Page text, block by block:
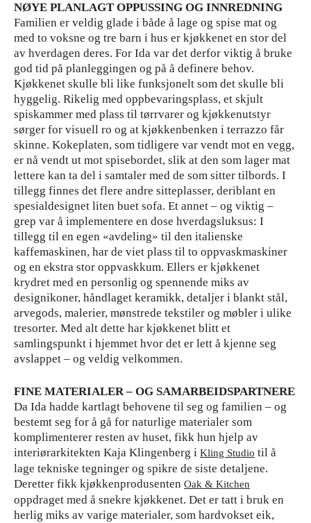
NØYE PLANLAGT OPPUSSING OG INNREDNING
Familien er veldig glade i både å lage og spise mat og
med to voksne og tre barn i hus er kjøkkenet en stor del
av hverdagen deres. For Ida var det derfor viktig å bruke
god tid på planleggingen og på å definere behov.
Kjøkkenet skulle bli like funksjonelt som det skulle bli
hyggelig. Rikelig med oppbevaringsplass, et skjult
spiskammer med plass til tørrvarer og kjøkkenutstyr
sørger for visuell ro og at kjøkkenbenken i terrazzo får
skinne. Kokeplaten, som tidligere var vendt mot en vegg,
er nå vendt ut mot spisebordet, slik at den som lager mat
lettere kan ta del i samtaler med de som sitter tilbords. I
tillegg finnes det flere andre sitteplasser, deriblant en
spesialdesignet liten buet sofa. Et annet – og viktig –
grep var å implementere en dose hverdagsluksus: I
tillegg til en egen «avdeling» til den italienske
kaffemaskinen, har de viet plass til to oppvaskmaskiner
og en ekstra stor oppvaskkum. Ellers er kjøkkenet
krydret med en personlig og spennende miks av
designikoner, håndlaget keramikk, detaljer i blankt stål,
arvegods, malerier, mønstrede tekstiler og møbler i ulike
tresorter. Med alt dette har kjøkkenet blitt et
samlingspunkt i hjemmet hvor det er lett å kjenne seg
avslappet – og veldig velkommen.
FINE MATERIALER – OG SAMARBEIDSPARTNERE
Da Ida hadde kartlagt behovene til seg og familien – og
bestemt seg for å gå for naturlige materialer som
komplimenterer resten av huset, fikk hun hjelp av
interiørarkitekten Kaja Klingenberg i Kling Studio til å
lage tekniske tegninger og spikre de siste detaljene.
Deretter fikk kjøkkenprodusenten Oak & Kitchen
oppdraget med å snekre kjøkkenet. Det er tatt i bruk en
herlig miks av varige materialer, som hardvokset eik,